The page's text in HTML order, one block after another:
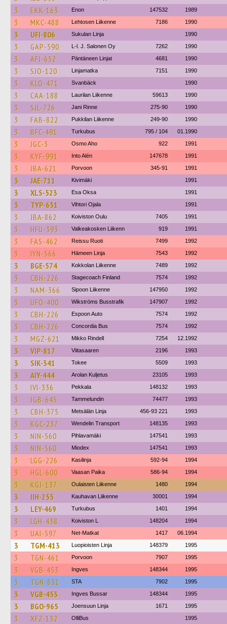
3 EKK-163 Enon 147532 1989
3 MKC-488 Lehtosen Liikenne 7186 1990
3 UFI-806 Sukulan Linja 1990
3 GAP-590 L-l. J. Salonen Oy 7262 1990
3 AFJ-652 Päntäneen Linjat 4681 1990
3 SJO-120 Linjamatka 7151 1990
3 KLO-471 Svanbäck 1990
3 CAA-188 Laurilan Liikenne 59613 1990
3 SJL-726 Jani Rinne 275-90 1990
3 FAB-822 Pukkilan Liikenne 249-90 1990
3 BFC-491 Turkubus 795 / 104 01.1990
3 JGC-3 Osmo Aho 922 1991
3 KYF-991 Into Alén 147678 1991
3 JBA-621 Porvoon 345-91 1991
3 JAE-711 Kivimäki 1991
3 XLS-523 Esa Oksa 1991
3 TYP-651 Vihtori Ojala 1991
3 JBA-862 Koiviston Oulu 7405 1991
3 HFU-393 Valkeakosken Liikenn 919 1991
3 FAS-462 Reissu Ruoti 7499 1992
3 IYN-566 Hämeen Linja 7543 1992
3 BGE-574 Kokkolan Liikenne 7489 1992
3 CBH-226 Stagecoach Finland 7574 1992
3 NAM-366 Sipoon Liikenne 147950 1992
3 UFO-400 Wikströms Busstrafik 147907 1992
3 CBH-226 Espoon Auto 7574 1992
3 CBH-226 Concordia Bus 7574 1992
3 MGZ-621 Mikko Rindell 7254 12.1992
3 VIP-817 Viitasaaren 2196 1993
3 SIK-341 Tokee 5509 1993
3 AIY-444 Arolan Kuljetus 23105 1993
3 IVI-336 Pekkala 148132 1993
3 JGB-645 Tammelundin 74477 1993
3 CBH-375 Metsälän Linja 456-93 221 1993
3 KGC-237 Wendelin Transport 148135 1993
3 NIN-560 Pihlavamäki 147541 1993
3 NIN-560 Miodex 147541 1993
3 LGG-226 Kasilinja 592-94 1994
3 HGL-600 Vaasan Paika 586-94 1994
3 KGJ-137 Oulaisten Liikenne 1480 1994
3 IIH-255 Kauhavan Liikenne 30001 1994
3 LEY-469 Turkubus 1401 1994
3 LGH-438 Koiviston L 148204 1994
3 UAI-597 Net-Matkat 1417 06.1994
3 TGM-413 Luopioisten Linja 148379 1995
3 TGN-461 Porvoon 7907 1995
3 VGB-453 Ingves 148344 1995
3 TGN-831 STA 7902 1995
3 VGB-453 Ingves Bussar 148344 1995
3 BGO-965 Joensuun Linja 1671 1995
3 XFZ-132 OlliBus 1995